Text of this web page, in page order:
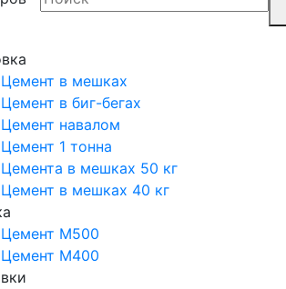
Цемент в мешках
Цемент в биг-бегах
Цемент навалом
Цемент 1 тонна
Цемента в мешках 50 кг
Цемент в мешках 40 кг
Цемент М500
Цемент М400